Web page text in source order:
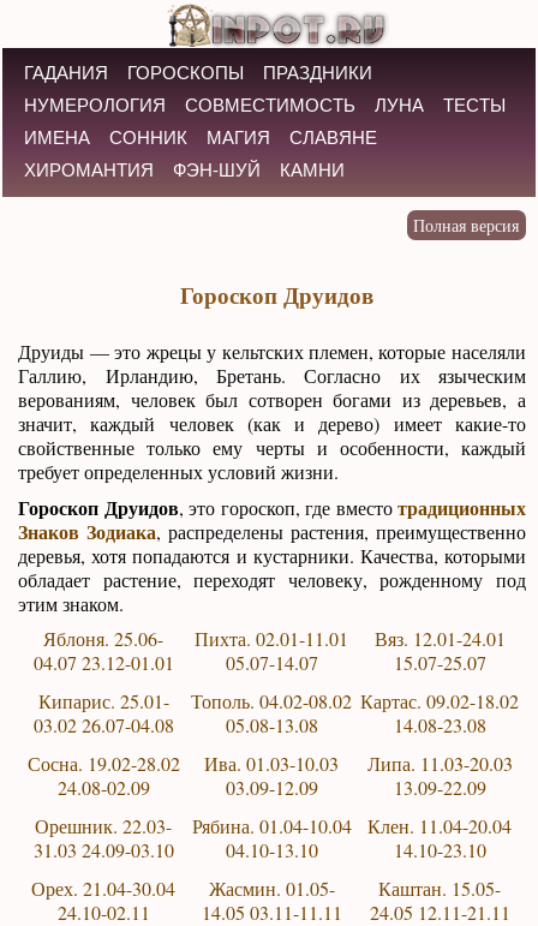
ГАДАНИЯ ГОРОСКОПЫ
ПРАЗДНИКИ
НУМЕРОЛОГИЯ
СОВМЕСТИМОСТЬ ЛУНА
ТЕСТЫ
ИМЕНА
СОННИК МАГИЯ
СЛАВЯНЕ
ХИРОМАНТИЯ
ФЭН-ШУЙ КАМНИ
Гороскоп Друидов
Друиды — это жрецы у кельтских племен, которые населяли
Галлию, Ирландию, Бретань. Согласно их языческим
верованиям, человек был сотворен богами из деревьев, а
значит, каждый человек (как и дерево) имеет какие-то
свойственные только ему черты и особенности, каждый
требует определенных условий жизни.
Гороскоп Друидов, это гороскоп, где вместотрадиционных
Знаков Зодиака, распределены растения, преимущественно
деревья, хотя попадаются и кустарники. Качества, которыми
обладает растение, переходят человеку, рожденному под
этим знаком.
Яблоня. 25.06-
04.07 23.12-01.01
Пихта. 02.01-11.01
05.07-14.07
Вяз. 12.01-24.01
15.07-25.07
Кипарис. 25.01-
03.02 26.07-04.08
Тополь. 04.02-08.02
05.08-13.08
Картас. 09.02-18.02
14.08-23.08
Сосна. 19.02-28.02
24.08-02.09
Ива. 01.03-10.03
03.09-12.09
Липа. 11.03-20.03
13.09-22.09
Орешник. 22.03-
31.03 24.09-03.10
Рябина. 01.04-10.04
04.10-13.10
Клен. 11.04-20.04
14.10-23.10
Орех. 21.04-30.04
24.10-02.11
Жасмин. 01.05-
14.05 03.11-11.11
Каштан. 15.05-
24.05 12.11-21.11